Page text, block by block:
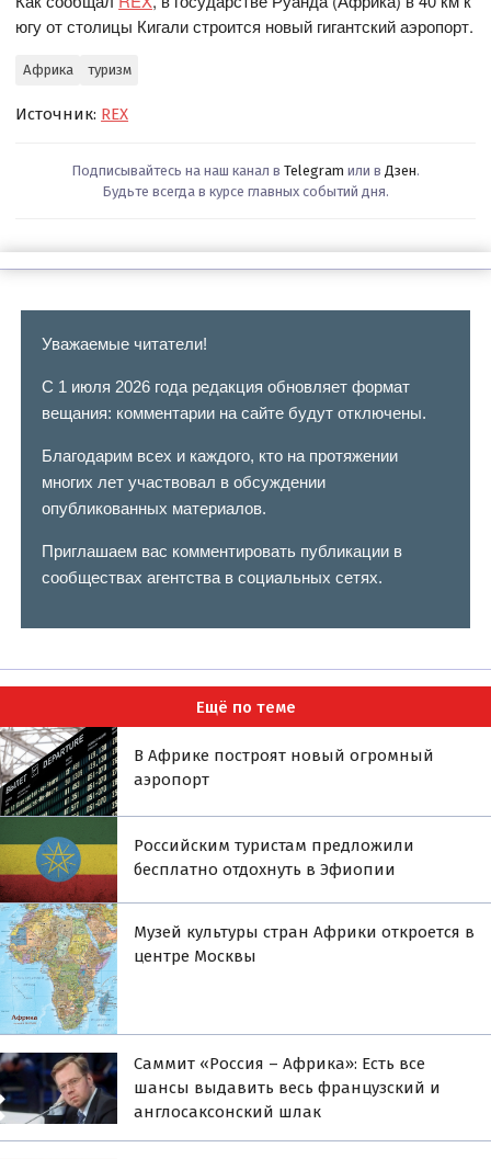
югу от столицы Кигали строится новый гигантский аэропорт.
Африка туризм
Источник: REX
Подписывайтесь на наш канал в Telegram или в Дзен.
Будьте всегда в курсе главных событий дня.
Уважаемые читатели!
С 1 июля 2026 года редакция обновляет формат
вещания: комментарии на сайте будут отключены.
Благодарим всех и каждого, кто на протяжении
многих лет участвовал в обсуждении
опубликованных материалов.
Приглашаем вас комментировать публикации в
сообществах агентства в социальных сетях.
Ещё по теме
В Африке построят новый огромный
аэропорт
Российским туристам предложили
бесплатно отдохнуть в Эфиопии
Музей культуры стран Африки откроется в
центре Москвы
Саммит «Россия – Африка»: Есть все
шансы выдавить весь французский и
англосаксонский шлак